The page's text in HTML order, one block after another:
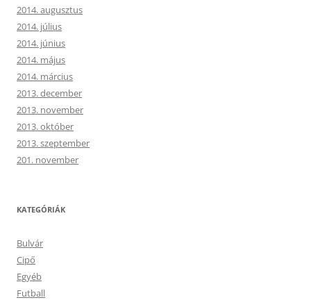
2014. augusztus
2014. július
2014. június
2014. május
2014. március
2013. december
2013. november
2013. október
2013. szeptember
201. november
KATEGÓRIÁK
Bulvár
Cipő
Egyéb
Futball